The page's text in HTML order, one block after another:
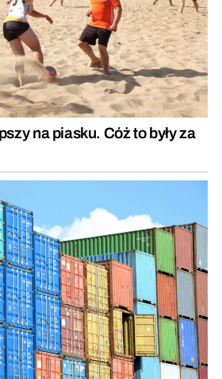
na piasku. Cóż to były za